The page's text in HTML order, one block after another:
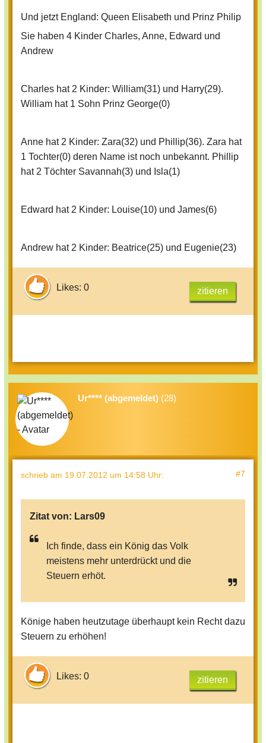
Und jetzt England: Queen Elisabeth und Prinz Philip
Sie haben 4 Kinder Charles, Anne, Edward und
Andrew
Charles hat 2 Kinder: William(31) und Harry(29).
William hat 1 Sohn Prinz George(0)
Anne hat 2 Kinder: Zara(32) und Phillip(36). Zara hat
1 Tochter(0) deren Name ist noch unbekannt. Phillip
hat 2 Töchter Savannah(3) und Isla(1)
Edward hat 2 Kinder: Louise(10) und James(6)
Andrew hat 2 Kinder: Beatrice(25) und Eugenie(23)
Likes: 0 zitieren
Ur**** (abgemeldet) (28)
schrieb am 19.07.2012 um 14:58 Uhr: #7
Zitat von: Lars09
Ich finde, dass ein König das Volk
meistens mehr unterdrückt und die
Steuern erhöt.
Könige haben heutzutage überhaupt kein Recht dazu
Steuern zu erhöhen!
Likes: 0 zitieren